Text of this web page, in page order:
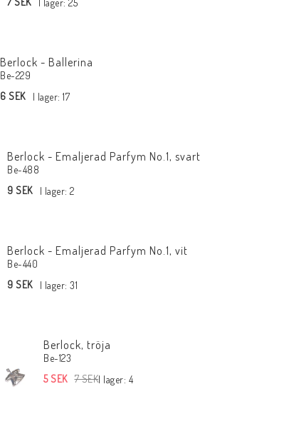
I lager: 25
Berlock - Ballerina
Be-229
6 SEK
I lager: 17
Berlock - Emaljerad Parfym No.1, svart
Be-488
9 SEK
I lager: 2
Berlock - Emaljerad Parfym No.1, vit
Be-440
9 SEK
I lager: 31
Berlock, tröja
Be-123
7 SEK
5 SEK I lager: 4